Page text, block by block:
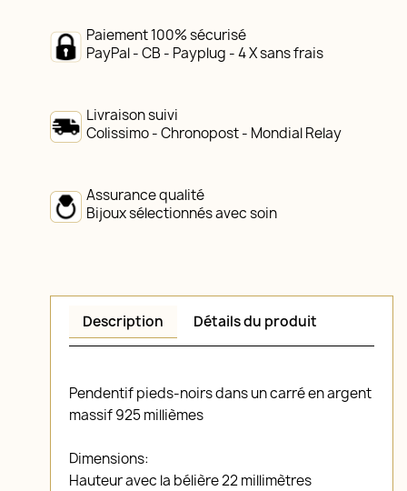
Paiement 100% sécurisé
PayPal - CB - Payplug - 4 X sans frais
Livraison suivi
Colissimo - Chronopost - Mondial Relay
Assurance qualité
Bijoux sélectionnés avec soin
Description Détails du produit
Pendentif pieds-noirs dans un carré en argent
massif 925 millièmes
Dimensions:
Hauteur avec la bélière 22 millimètres